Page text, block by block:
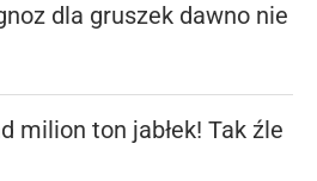
dla gruszek dawno nie
milion ton jabłek! Tak źle